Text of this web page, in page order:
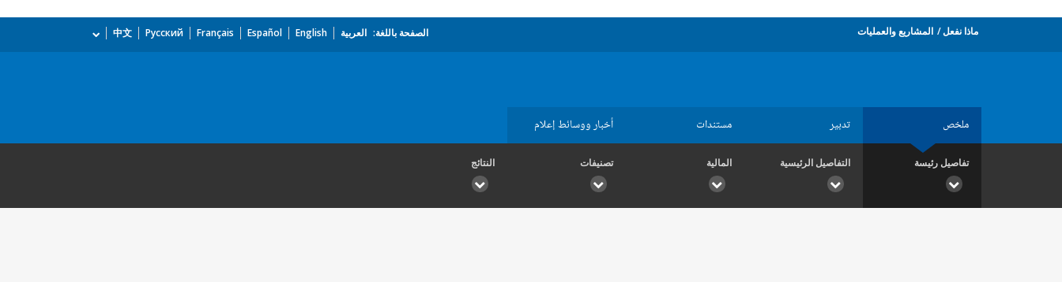
ماذا نفعل المشاريع والعمليات الصفحة باللغة: العربية English
Español
Français
Русский
中文
ملخص تدبير مستندات أخبار ووسائط إعلام
تفاصيل رئيسة التفاصيل الرئيسية المالية تصنيفات النتائج